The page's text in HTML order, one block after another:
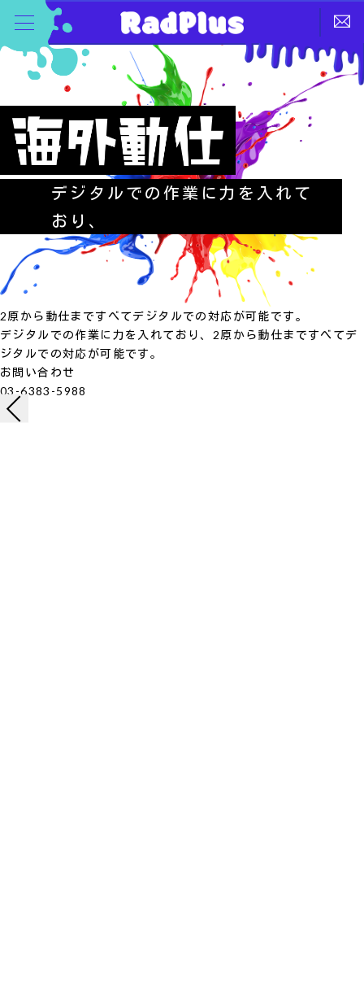
デジタルでの作業に力を入れて
おり、
2原から動仕まですべてデジタルでの対応が可能です。
デジタルでの作業に力を入れており、2原から動仕まですべてデ
ジタルでの対応が可能です。
お問い合わせ
03-6383-5988